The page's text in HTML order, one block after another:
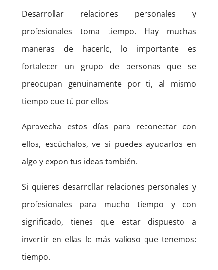
Desarrollar relaciones personales y
profesionales toma tiempo. Hay muchas
maneras de hacerlo, lo importante es
fortalecer un grupo de personas que se
preocupan genuinamente por ti, al mismo
tiempo que tú por ellos.
Aprovecha estos días para reconectar con
ellos, escúchalos, ve si puedes ayudarlos en
algo y expon tus ideas también.
Si quieres desarrollar relaciones personales y
profesionales para mucho tiempo y con
significado, tienes que estar dispuesto a
invertir en ellas lo más valioso que tenemos:
tiempo.